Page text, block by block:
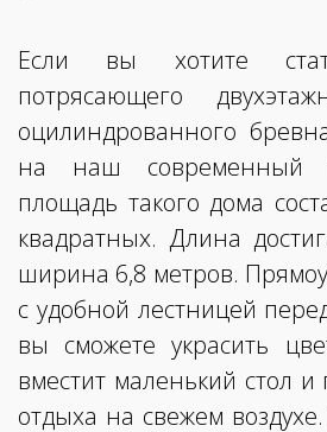
Если вы хотите
потрясающего
оцилиндрованного
на наш современный
площадь такого дома
квадратных. Длина
ширина 6,8 метров.
с удобной лестницей
вы сможете украсить
вместит маленький стол и
отдыха на свежем